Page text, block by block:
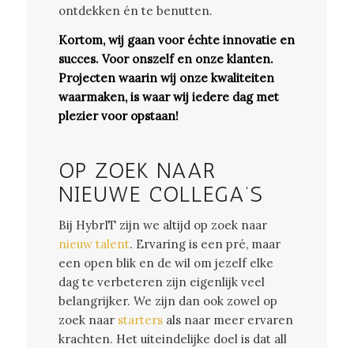
ontdekken én te benutten.
Kortom, wij gaan voor échte innovatie en
succes. Voor onszelf en onze klanten.
Projecten waarin wij onze kwaliteiten
waarmaken, is waar wij iedere dag met
plezier voor opstaan!
OP ZOEK NAAR
NIEUWE COLLEGA’S
Bij HybrIT zijn we altijd op zoek naar
nieuw talent. Ervaring is een pré, maar
een open blik en de wil om jezelf elke
dag te verbeteren zijn eigenlijk veel
belangrijker. We zijn dan ook zowel op
zoek naar startersals naar meer ervaren
krachten. Het uiteindelijke doel is dat all